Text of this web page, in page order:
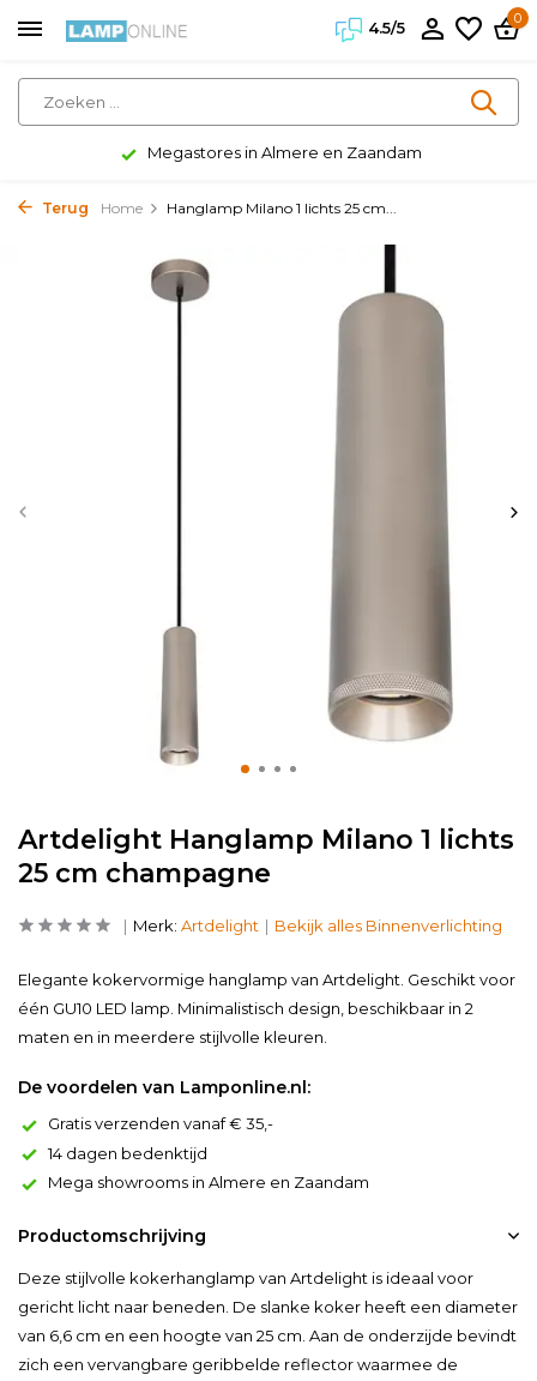
4.5/5
0
Megastores in Almere en Zaandam
Terug Home Hanglamp Milano 1 lichts 25 cm...
Artdelight Hanglamp Milano 1 lichts
25 cm champagne
Merk: Artdelight Bekijk alles Binnenverlichting
Elegante kokervormige hanglamp van Artdelight. Geschikt voor
één GU10 LED lamp. Minimalistisch design, beschikbaar in 2
maten en in meerdere stijlvolle kleuren.
De voordelen van Lamponline.nl:
Gratis verzenden vanaf € 35,-
14 dagen bedenktijd
Mega showrooms in Almere en Zaandam
Productomschrijving
Deze stijlvolle kokerhanglamp van Artdelight is ideaal voor
gericht licht naar beneden. De slanke koker heeft een diameter
van 6,6 cm en een hoogte van 25 cm. Aan de onderzijde bevindt
zich een vervangbare geribbelde reflector waarmee de